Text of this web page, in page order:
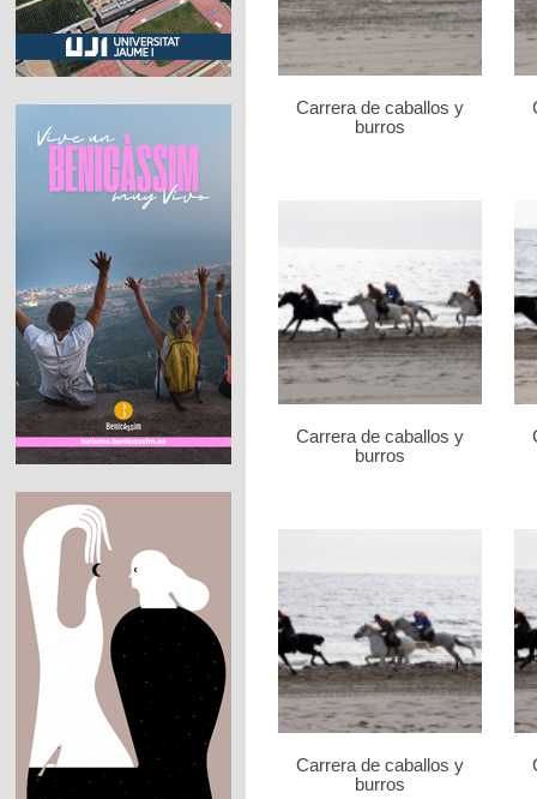
Carrera de caballos y
burros
Carrera de caballos y
burros
Carrera de caballos y
burros